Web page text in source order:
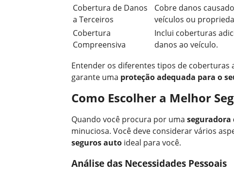
Cobertura de Danos
a Terceiros
Cobre danos
veículos ou
Cobertura
Compreensiva
Inclui coberturas
danos ao veículo.
Entender os diferentes tipos de coberturas
garante uma proteção adequada para o
Como Escolher a Melhor
Quando você procura por uma seguradora
minuciosa. Você deve considerar vários
seguros auto ideal para você.
Análise das Necessidades Pessoais